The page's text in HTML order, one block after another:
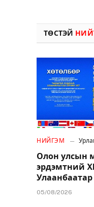
ТӨСТЭЙ
НИЙГЭМ
Олон улсын
эрдэмтний
05/08/2026